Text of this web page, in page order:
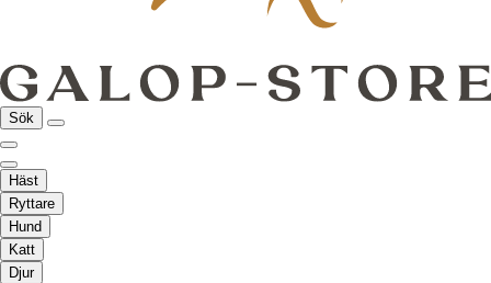
Sök
Häst
Ryttare
Hund
Katt
Djur